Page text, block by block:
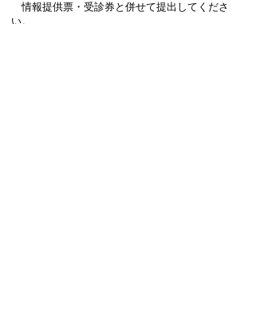
情報提供票・受診券と併せて提出してくださ
い。